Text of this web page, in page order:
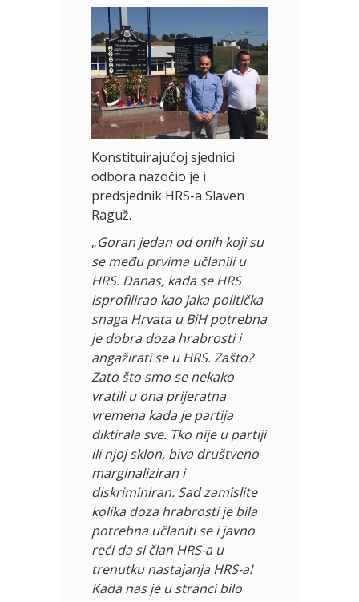
Konstituirajućoj sjednici
odbora nazočio je i
predsjednik HRS-a Slaven
Raguž.
„Goran jedan od onih koji su
se među prvima učlanili u
HRS. Danas, kada se HRS
isprofilirao kao jaka politička
snaga Hrvata u BiH potrebna
je dobra doza hrabrosti i
angažirati se u HRS. Zašto?
Zato što smo se nekako
vratili u ona prijeratna
vremena kada je partija
diktirala sve. Tko nije u partiji
ili njoj sklon, biva društveno
marginaliziran i
diskriminiran. Sad zamislite
kolika doza hrabrosti je bila
potrebna učlaniti se i javno
reći da si član HRS-a u
trenutku nastajanja HRS-a!
Kada nas je u stranci bilo